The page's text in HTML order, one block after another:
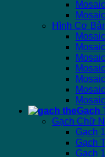
Hình Cơ
Gạch
Gạch Chữ
Gạch
Gạch
Gạch